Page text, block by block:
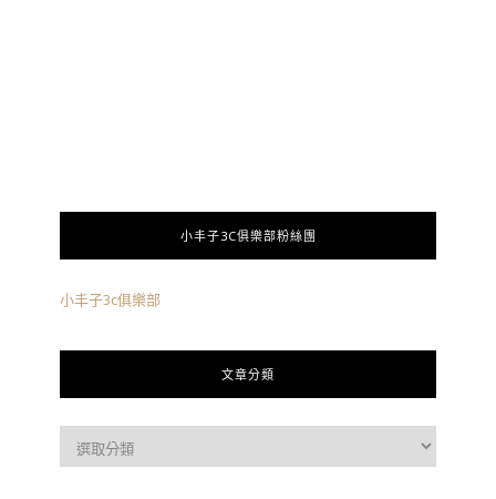
小丰子3C俱樂部粉絲團
小丰子3c俱樂部
文章分類